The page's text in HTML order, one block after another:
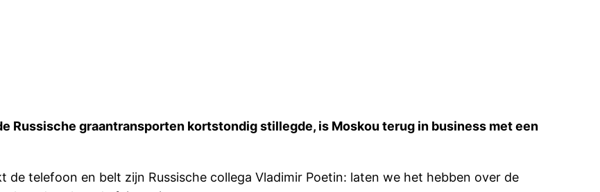
Russische graantransporten kortstondig stillegde, is Moskou terug in business met een
de telefoon en belt zijn Russische collega Vladimir Poetin: laten we het hebben over de